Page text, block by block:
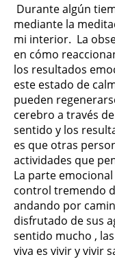
Durante algún
mediante la
mi interior. La
en cómo
los resultados
este estado de
pueden
cerebro a través
sentido y los
es que otras
actividades que
La parte
control tremendo
andando por
disfrutado de sus
sentido mucho ,
viva es vivir y vivir